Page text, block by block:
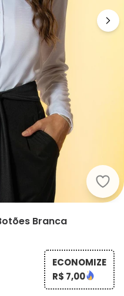
Branca
ECONOMIZE
R$ 7,00